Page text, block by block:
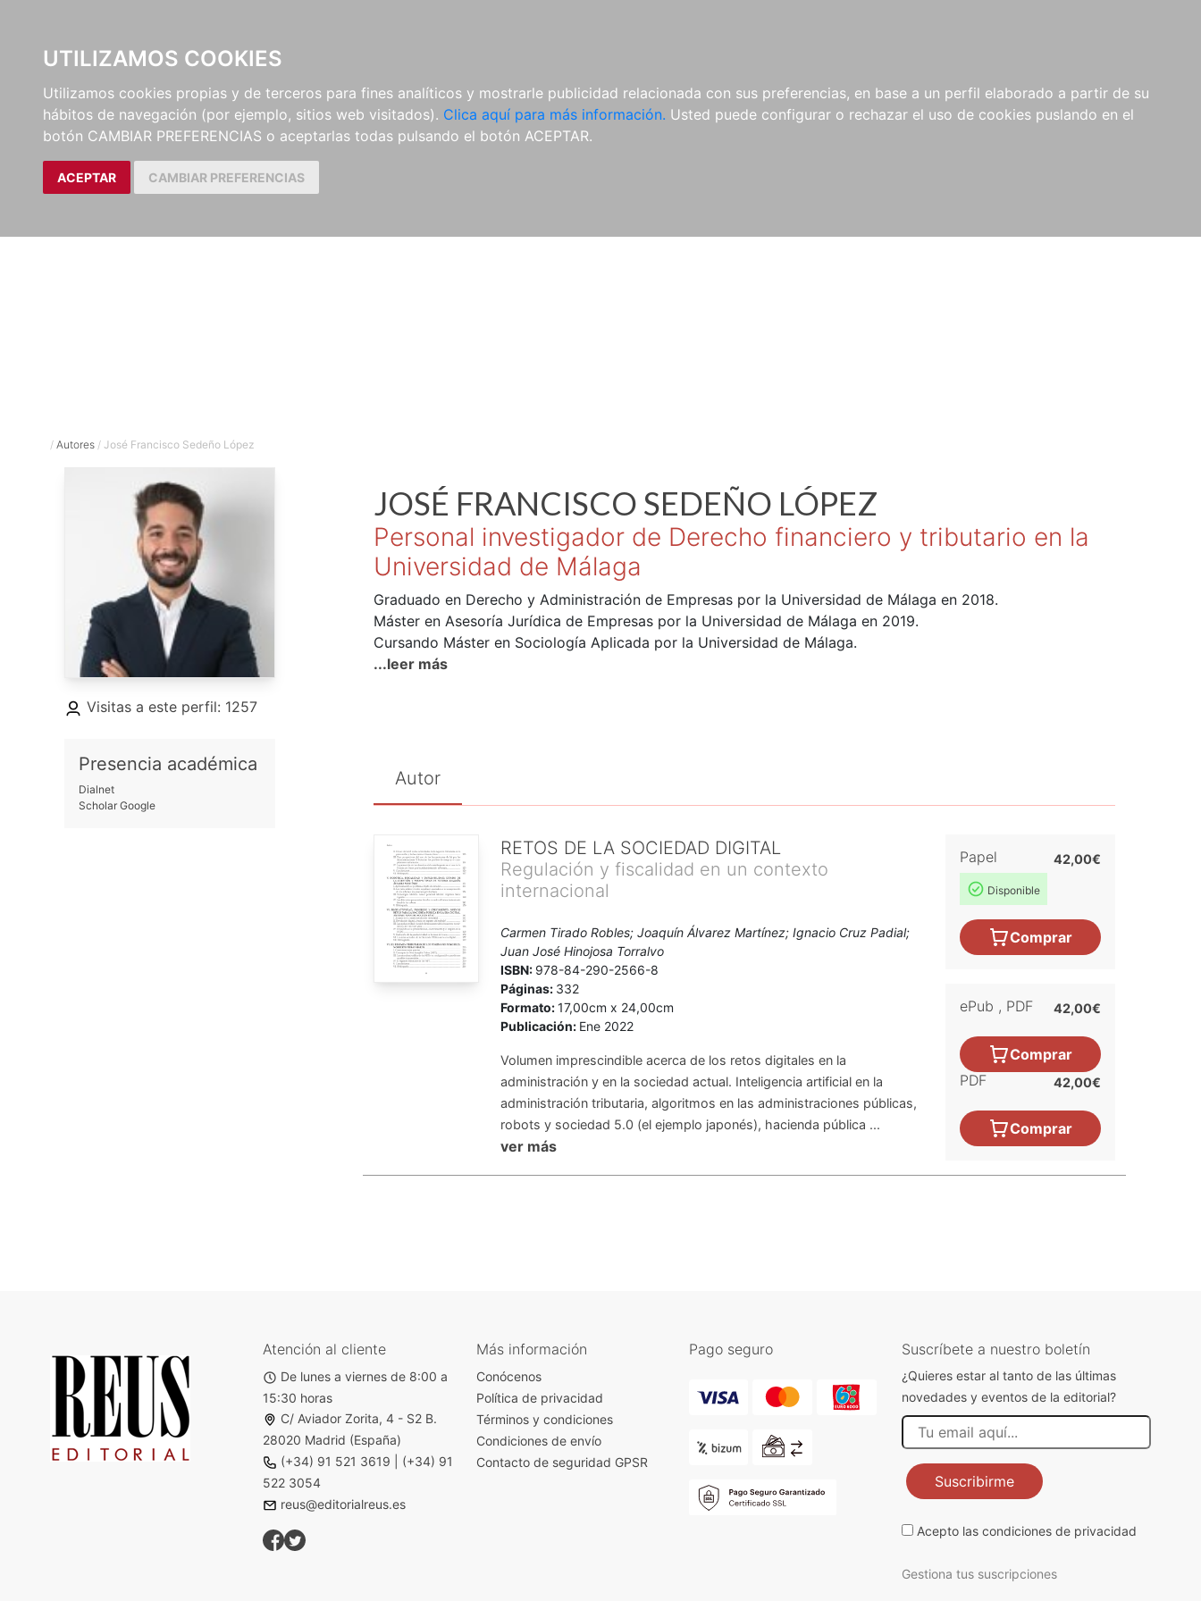
UTILIZAMOS COOKIES
Utilizamos cookies propias y de terceros para fines analíticos y mostrarle publicidad relacionada con sus preferencias, en base a un perfil elaborado a partir de su
hábitos de navegación (por ejemplo, sitios web visitados). Clica aquí para más información. Usted puede configurar o rechazar el uso de cookies puslando en el
botón CAMBIAR PREFERENCIAS o aceptarlas todas pulsando el botón ACEPTAR.
ACEPTAR CAMBIAR PREFERENCIAS
EDITORIAL E-BOOKS
LibrosAutoresColecciones
/ Autores / José Francisco Sedeño López
Visitas a este perfil: 1257
Presencia académica
Dialnet
Scholar Google
JOSÉ FRANCISCO SEDEÑO LÓPEZ
Personal investigador de Derecho financiero y tributario en la
Universidad de Málaga
Graduado en Derecho y Administración de Empresas por la Universidad de Málaga en 2018.
Máster en Asesoría Jurídica de Empresas por la Universidad de Málaga en 2019.
Cursando Máster en Sociología Aplicada por la Universidad de Málaga.
Doctorando en Ciencias Sociales y Jurídicas de la Universidad de Málaga.
...leer más
Autor
RETOS DE LA SOCIEDAD DIGITAL
Regulación y fiscalidad en un contexto
internacional
Carmen Tirado Robles; Joaquín Álvarez Martínez; Ignacio Cruz Padial;
Juan José Hinojosa Torralvo
ISBN: 978-84-290-2566-8
Páginas: 332
Formato:17,00cm x 24,00cm
Publicación: Ene 2022
Volumen imprescindible acerca de los retos digitales en la
administración y en la sociedad actual. Inteligencia artificial en la
administración tributaria, algoritmos en las administraciones públicas,
robots y sociedad 5.0 (el ejemplo japonés), hacienda pública ...
ver más
Papel
Disponible
42,00€
Comprar
ePub , PDF 42,00€
Comprar
PDF
42,00€
Comprar
Atención al cliente
De lunes a viernes de 8:00 a
15:30 horas
C/ Aviador Zorita, 4 - S2 B.
28020 Madrid (España)
(+34) 91 521 3619
(+34) 91
522 3054
reus@editorialreus.es
Más información
Conócenos
Política de privacidad
Términos y condiciones
Condiciones de envío
Contacto de seguridad GPSR
Pago seguro Suscríbete a nuestro boletín
¿Quieres estar al tanto de las últimas
novedades y eventos de la editorial?
Suscribirme
Acepto las condiciones de privacidad
Gestiona tus suscripciones